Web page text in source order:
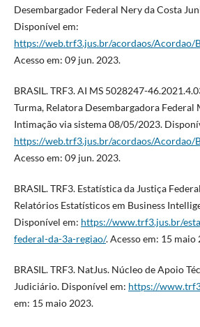
Desembargador Federal Nery da Costa
Disponível em:
https://web.trf3.jus.br/acordaos/Acordao/
Acesso em: 09 jun. 2023.
BRASIL. TRF3. AI MS 5028247-
Turma, Relatora Desembargadora Federal
Intimação via sistema 08/05/2023.
https://web.trf3.jus.br/acordaos/Acordao/
Acesso em: 09 jun. 2023.
BRASIL. TRF3. Estatística da Justiça
Relatórios Estatísticos em Business
Disponível em: https://www.trf3.jus.br/
federal-da-3a-regiao/. Acesso em: 15 maio
BRASIL. TRF3. NatJus. Núcleo de Apoio
Judiciário. Disponível em: https://
em: 15 maio 2023.